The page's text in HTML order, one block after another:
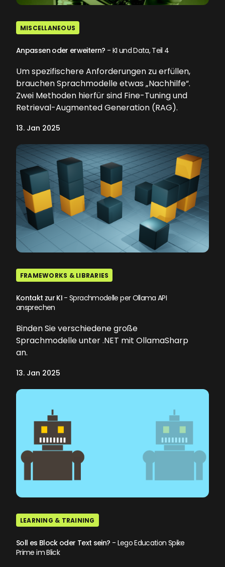
MISCELLANEOUS
Anpassen oder erweitern? - KI und Data, Teil 4
Um spezifischere Anforderungen zu erfüllen,
brauchen Sprachmodelle etwas „Nachhilfe“.
Zwei Methoden hierfür sind Fine-Tuning und
Retrieval-Augmented Generation (RAG).
13. Jan 2025
FRAMEWORKS & LIBRARIES
Kontakt zur KI - Sprachmodelle per Ollama API
ansprechen
Binden Sie verschiedene große
Sprachmodelle unter .NET mit OllamaSharp
an.
13. Jan 2025
LEARNING & TRAINING
Soll es Block oder Text sein? - Lego Education Spike
Prime im Blick